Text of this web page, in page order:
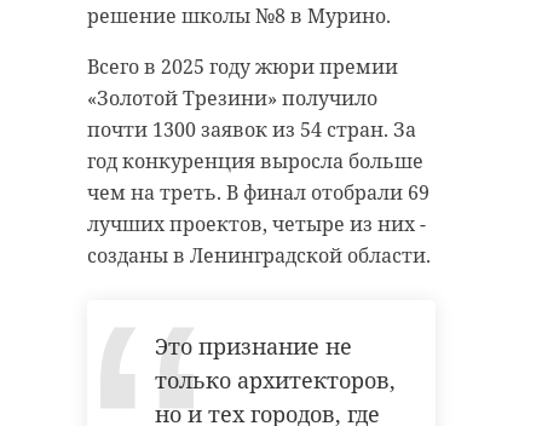
решение школы №8 в Мурино.
Всего в 2025 году жюри премии
«Золотой Трезини» получило
почти 1300 заявок из 54 стран. За
год конкуренция выросла больше
чем на треть. В финал отобрали 69
лучших проектов, четыре из них -
созданы в Ленинградской области.
Это признание не
только архитекторов,
но и тех городов, где